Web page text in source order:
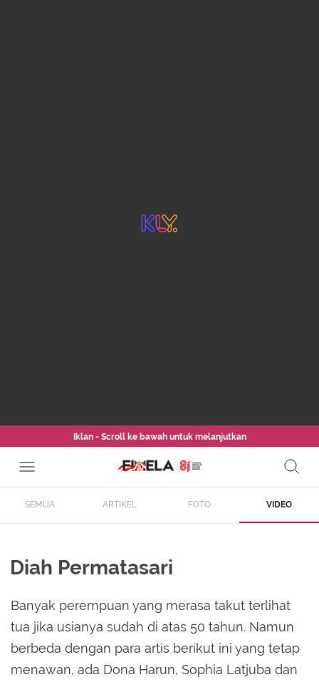
Iklan - Scroll ke bawah untuk melanjutkan
SEMUA ARTIKEL FOTO VIDEO
Diah Permatasari
Banyak perempuan yang merasa takut terlihat
tua jika usianya sudah di atas 50 tahun. Namun
berbeda dengan para artis berikut ini yang tetap
menawan, ada Dona Harun, Sophia Latjuba dan